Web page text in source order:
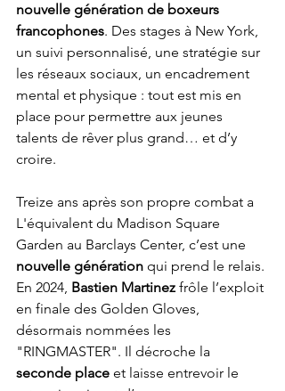
nouvelle génération de boxeurs
francophones. Des stages à New York,
un suivi personnalisé, une stratégie sur
les réseaux sociaux, un encadrement
mental et physique : tout est mis en
place pour permettre aux jeunes
talents de rêver plus grand… et d’y
croire.
Treize ans après son propre combat a
L'équivalent du Madison Square
Garden au Barclays Center, c’est une
nouvelle génération qui prend le relais.
En 2024, Bastien Martinez frôle l’exploit
en finale des Golden Gloves,
désormais nommées les
"RINGMASTER". Il décroche la
seconde place et laisse entrevoir le